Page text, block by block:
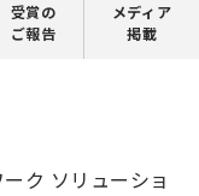
受賞の
ご報告
メディア
掲載
ク ソリューショ